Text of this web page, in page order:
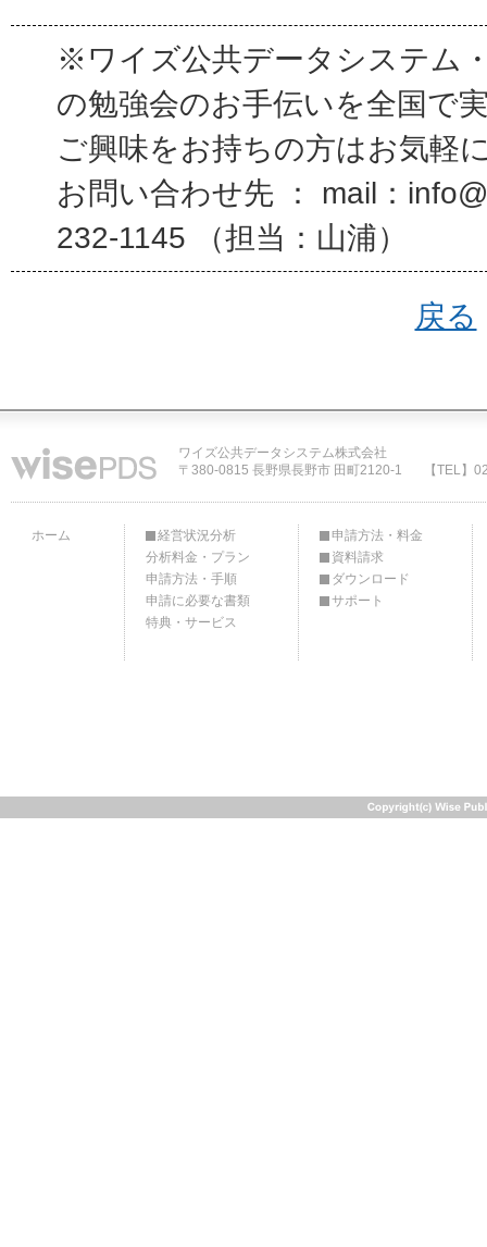
※ワイズ公共データシステム
の勉強会のお手伝いを全国で
ご興味をお持ちの方はお気軽
お問い合わせ先 ： mail：
232-1145 （担当：山浦）
戻る
ワイズ公共データシステム株式会社
〒380-0815 長野県長野市 田町2120-1
【TEL】
ホーム
経営状況分析
分析料金・プラン
申請方法・手順
申請に必要な書類
特典・サービス
申請方法・料金
資料請求
ダウンロード
サポート